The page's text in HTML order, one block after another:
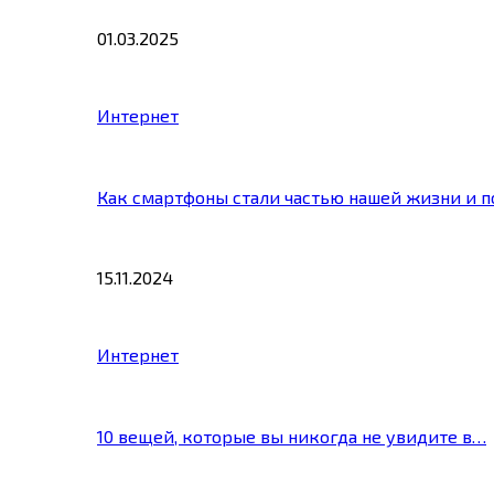
01.03.2025
Интернет
Как смартфоны стали частью нашей жизни и
15.11.2024
Интернет
10 вещей, которые вы никогда не увидите в…